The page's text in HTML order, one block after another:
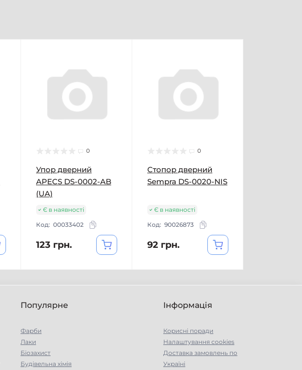
0
Упор дверний
APECS DS-0002-AB
(UA)
Є в наявності
Код: 00033402
123 грн.
0
Стопор дверний
Sempra DS-0020-NIS
Є в наявності
Код: 90026873
92 грн.
Популярне
Фарби
Лаки
Біозахист
Будівельна хімія
Інформація
Корисні поради
Налаштування cookies
Доставка замовлень по
Україні